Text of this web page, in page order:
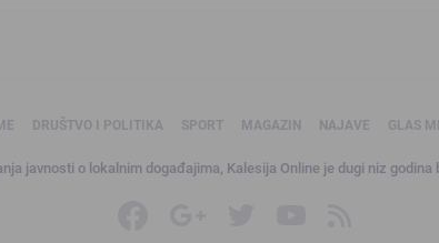
DRUŠTVO I POLITIKA SPORT MAGAZIN NAJAVE GLAS
javnosti o lokalnim događajima, Kalesija Online je dugi niz godina